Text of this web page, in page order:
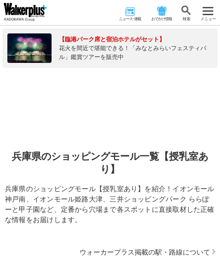
ニュース･連載 おでかけ情報 検 索 メニュー
【臨港パーク席と宿泊ホテルがセット】
花火を間近で堪能できる！「みなとみらいフェスティバ
ル」鑑賞ツアーを販売中
兵庫県のショッピングモール一覧【授乳室あ
り】
兵庫県のショッピングモール【授乳室あり】を紹介！イオンモール
神戸南、イオンモール姫路大津、三井ショッピングパーク ららぽ
ーと甲子園など、定番から穴場まで各スポットに直接取材した正確
な情報をお届けします。
ウォーカープラス掲載の駅・路線について